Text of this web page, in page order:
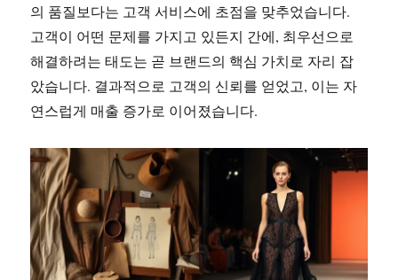
의 품질보다는 고객 서비스에 초점을 맞추었습니다.
고객이 어떤 문제를 가지고 있든지 간에, 최우선으로
해결하려는 태도는 곧 브랜드의 핵심 가치로 자리 잡
았습니다. 결과적으로 고객의 신뢰를 얻었고, 이는 자
연스럽게 매출 증가로 이어졌습니다.